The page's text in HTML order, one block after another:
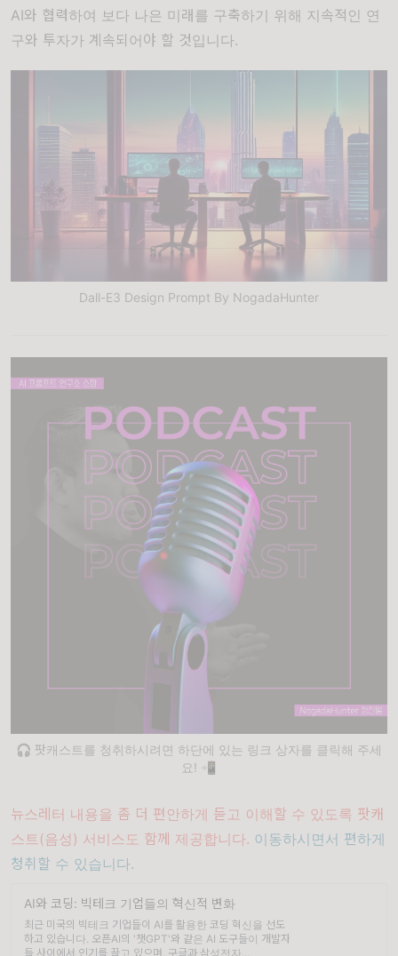
AI와 협력하여 보다 나은 미래를 구축하기 위해 지속적인 연
구와 투자가 계속되어야 할 것입니다.
Dall-E3 Design Prompt By NogadaHunter
🎧 팟캐스트를 청취하시려면 하단에 있는 링크 상자를 클릭해 주세
요! 📲
뉴스레터 내용을 좀 더 편안하게 듣고 이해할 수 있도록 팟캐
스트(음성) 서비스도 함께 제공합니다. 이동하시면서 편하게
청취할 수 있습니다.
AI와 코딩: 빅테크 기업들의 혁신적 변화
최근 미국의 빅테크 기업들이 AI를 활용한 코딩 혁신을 선도
하고 있습니다. 오픈AI의 '챗GPT'와 같은 AI 도구들이 개발자
들 사이에서 인기를 끌고 있으며, 구글과 삼성전자...